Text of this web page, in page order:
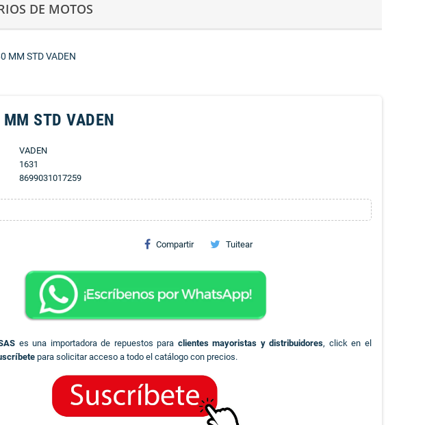
DE MOTOS
MM STD VADEN
STD VADEN
VADEN
1631
8699031017259
Compartir Tuitear
es una importadora de repuestos para clientes mayoristas y distribuidores, click en el
para solicitar acceso a todo el catálogo con precios.